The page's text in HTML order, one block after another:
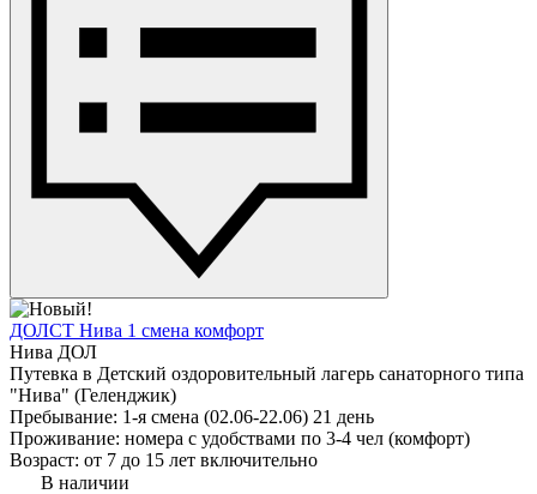
ДОЛСТ Нива 1 смена комфорт
Нива ДОЛ
Путевка в Детский оздоровительный лагерь санаторного типа
"Нива" (Геленджик)
Пребывание: 1-я смена (02.06-22.06) 21 день
Проживание: номера с удобствами по 3-4 чел (комфорт)
Возраст: от 7 до 15 лет включительно
В наличии